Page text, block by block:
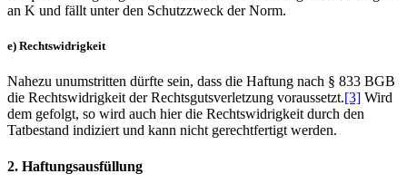
an K und fällt unter den Schutzzweck der Norm.
e) Rechtswidrigkeit
Nahezu unumstritten dürfte sein, dass die Haftung nach § 833 BGB
die Rechtswidrigkeit der Rechtsgutsverletzung voraussetzt.[3] Wird
dem gefolgt, so wird auch hier die Rechtswidrigkeit durch den
Tatbestand indiziert und kann nicht gerechtfertigt werden.
2. Haftungsausfüllung